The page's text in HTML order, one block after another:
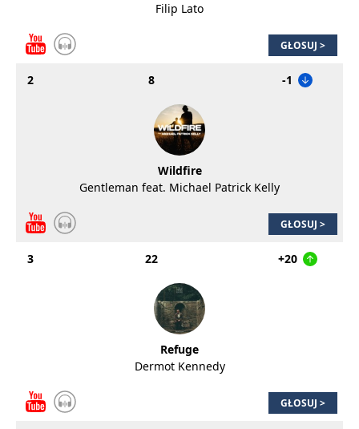
Filip Lato
GŁOSUJ >
2 8 -1
Wildfire
Gentleman feat. Michael Patrick Kelly
GŁOSUJ >
3 22 +20
Refuge
Dermot Kennedy
GŁOSUJ >